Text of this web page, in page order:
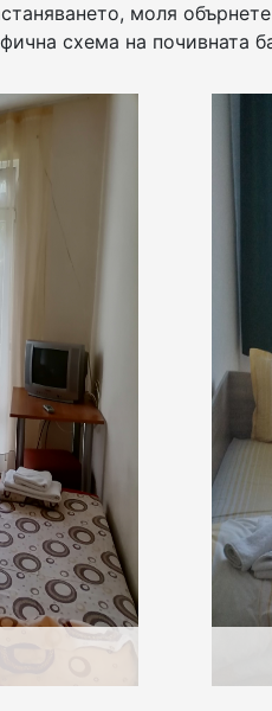
моля
схема на почивната